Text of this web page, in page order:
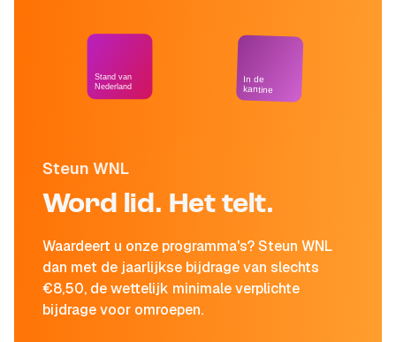
Steun WNL
Word lid. Het telt.
Waardeert u onze programma's? Steun WNL
dan met de jaarlijkse bijdrage van slechts
€8,50, de wettelijk minimale verplichte
bijdrage voor omroepen.
Stand van
Nederland
In de
kantine